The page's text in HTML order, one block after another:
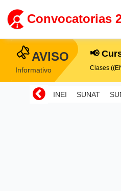
Convocatorias
AVISO
Informativo
📢
Clases
INEI SUNAT